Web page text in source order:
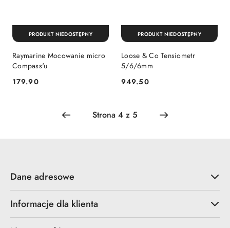
Raymarine Mocowanie micro
Compass'u
Cena:
179.90
PRODUKT NIEDOSTĘPNY
Loose & Co Tensiometr
5/6/6mm
Cena:
949.50
PRODUKT NIEDOSTĘPNY
Dane adresowe
Informacje dla klienta